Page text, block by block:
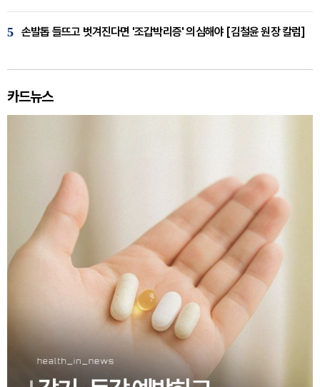
5 손발톱 들뜨고 벗겨진다면 '조갑박리증' 의심해야 [김철윤 원장 칼럼]
카드뉴스